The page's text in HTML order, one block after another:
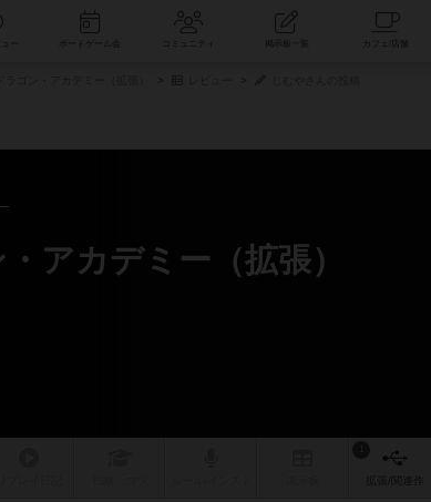
コミュニティ
アカデミー（拡張）
作